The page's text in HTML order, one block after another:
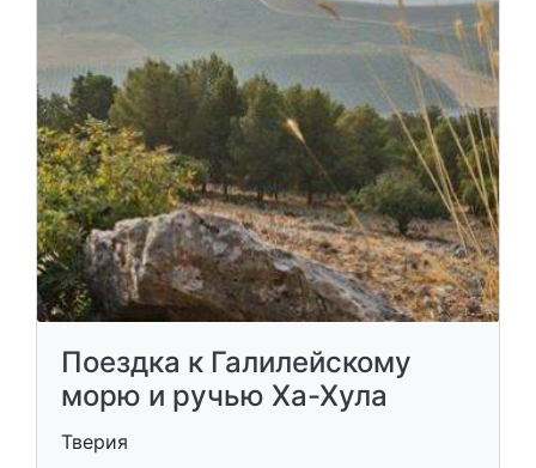
Поездка к Галилейскому
морю и ручью Ха-Хула
Тверия